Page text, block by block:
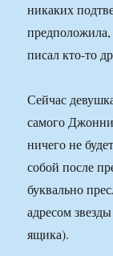
никаких
писал кто-то
Сейчас
самого
ничего не
собой после
буквально
адресом
ящика).